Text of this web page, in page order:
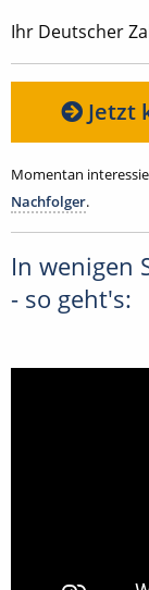
Ihr Deutscher
Jetzt
Momentan
Nachfolger.
In wenigen
- so geht's: